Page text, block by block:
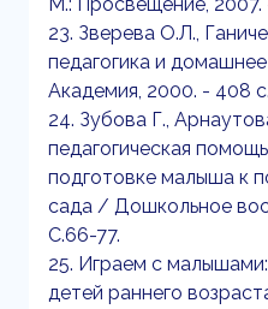
23. Зверева О.Л.,
педагогика и
Академия, 2000. - 408 с.
24. Зубова Г.,
педагогическая
подготовке малыша к
сада / Дошкольное
С.66-77.
25. Играем с
детей раннего